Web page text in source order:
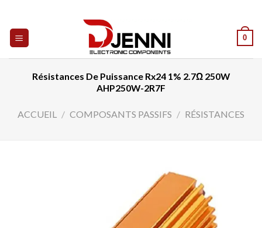
content
0
Résistances De Puissance Rx24 1% 2.7Ω 250W
AHP250W-2R7F
ACCUEIL / COMPOSANTS PASSIFS / RÉSISTANCES